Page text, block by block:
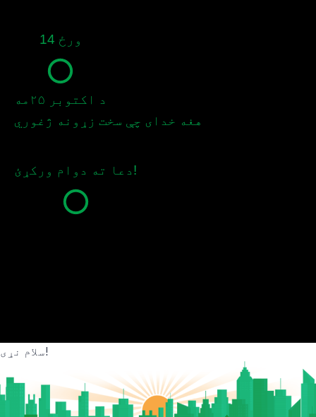
ورځ 14
د اکتوبر ۲۵مه
هغه خدای چې سخت زړونه ژغوري
دعا ته دوام ورکړئ!
سلام نړی!